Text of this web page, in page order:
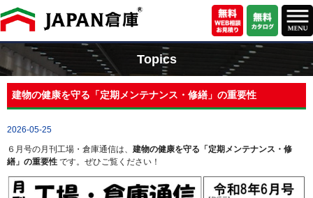
Topics
建物の健康を守る「定期メンテナンス・修繕」の重要性
2026-05-25
６月号の月刊工場・倉庫通信は、 建物の健康を守る「定期メンテナンス・修
繕」の重要性 です。ぜひご覧ください！